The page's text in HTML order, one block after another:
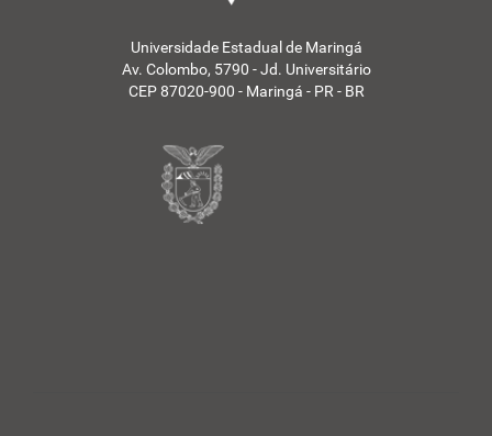
Universidade Estadual de Maringá
Av. Colombo, 5790 - Jd. Universitário
CEP 87020-900 - Maringá - PR - BR